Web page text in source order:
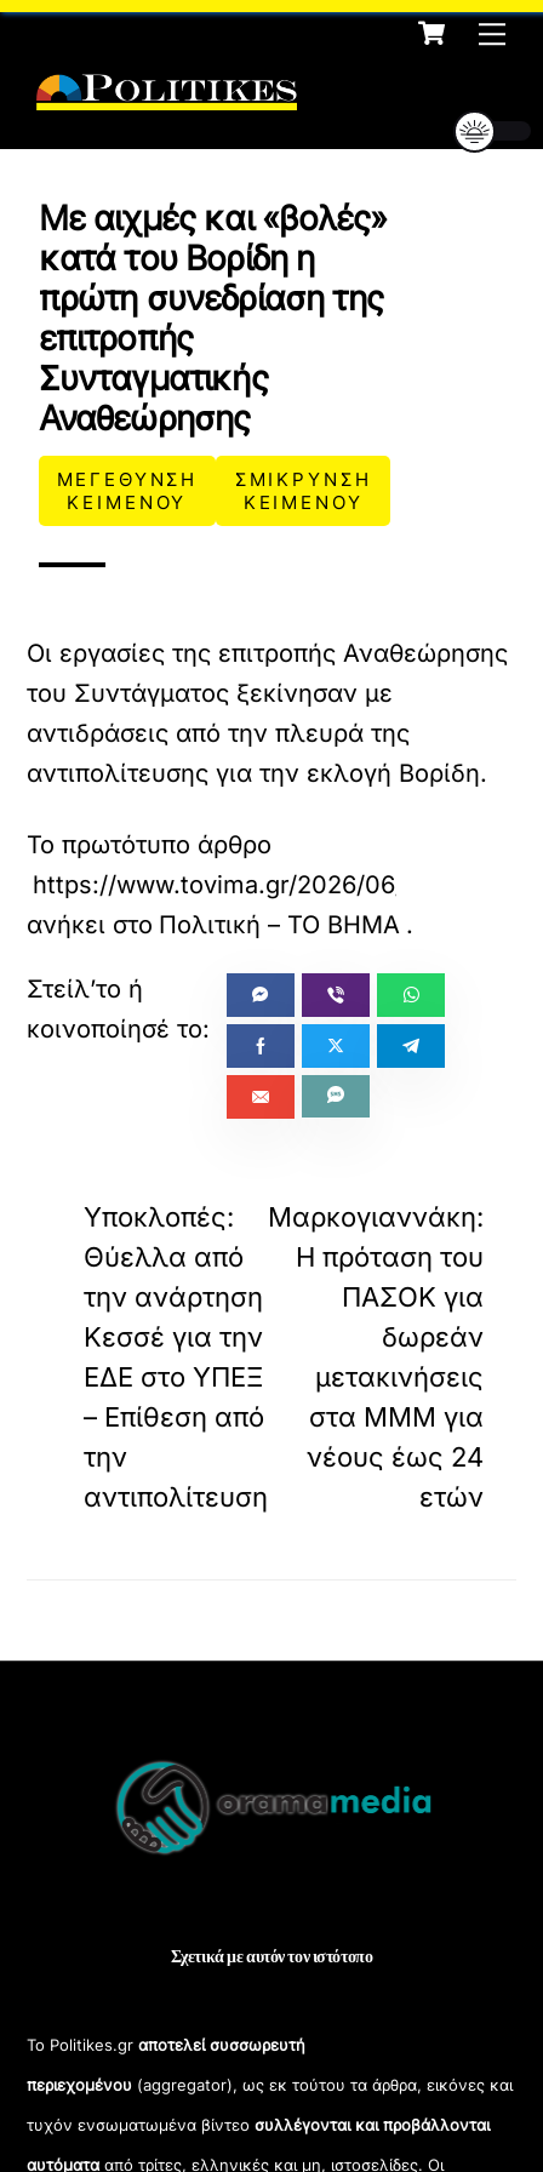
Skip
content
Cart
Με αιχμές και «βολές»
κατά του Βορίδη η
πρώτη συνεδρίαση της
επιτροπής
Συνταγματικής
Αναθεώρησης
ΜΕΓΕΘΥΝΣΗ
ΚΕΙΜΕΝΟΥ
ΣΜΙΚΡΥΝΣΗ
ΚΕΙΜΕΝΟΥ
Οι εργασίες της επιτροπής Αναθεώρησης
του Συντάγματος ξεκίνησαν με
αντιδράσεις από την πλευρά της
αντιπολίτευσης για την εκλογή Βορίδη.
Το πρωτότυπο άρθρο
https://www.tovima.gr/2026/06/15/
ανήκει στο Πολιτική – ΤΟ ΒΗΜΑ .
Υποκλοπές:
Θύελλα από
την ανάρτηση
Κεσσέ για την
ΕΔΕ στο ΥΠΕΞ
– Επίθεση από
την
αντιπολίτευση
Μαρκογιαννάκη:
Η πρόταση του
ΠΑΣΟΚ για
δωρεάν
μετακινήσεις
στα ΜΜΜ για
νέους έως 24
ετών
Top
Σχετικά με αυτόν τον ιστότοπο
Το Politikes.grαποτελεί συσσωρευτή
περιεχομένου (aggregator), ως εκ τούτου τα άρθρα, εικόνες και
τυχόν ενσωματωμένα βίντεοσυλλέγονται και προβάλλονται
αυτόματααπό τρίτες, ελληνικές και μη, ιστοσελίδες. Οι